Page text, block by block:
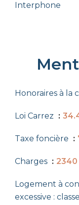
Interphone
Honoraires à la
Loi Carrez
Taxe foncière
Charges 2340
Logement à
excessive :